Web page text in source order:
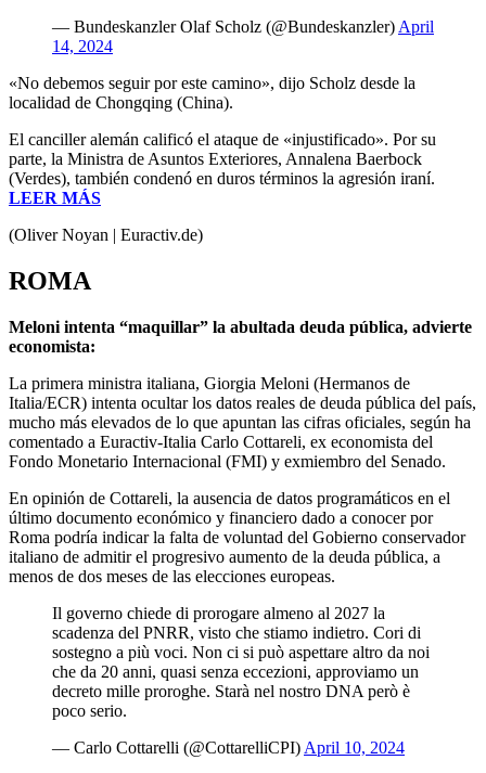
— Bundeskanzler Olaf Scholz (@Bundeskanzler) April
14, 2024
«No debemos seguir por este camino», dijo Scholz desde la
localidad de Chongqing (China).
El canciller alemán calificó el ataque de «injustificado». Por su
parte, la Ministra de Asuntos Exteriores, Annalena Baerbock
(Verdes), también condenó en duros términos la agresión iraní.
LEER MÁS
(Oliver Noyan | Euractiv.de)
ROMA
Meloni intenta “maquillar” la abultada deuda pública, advierte
economista:
La primera ministra italiana, Giorgia Meloni (Hermanos de
Italia/ECR) intenta ocultar los datos reales de deuda pública del país,
mucho más elevados de lo que apuntan las cifras oficiales, según ha
comentado a Euractiv-Italia Carlo Cottareli, ex economista del
Fondo Monetario Internacional (FMI) y exmiembro del Senado.
En opinión de Cottareli, la ausencia de datos programáticos en el
último documento económico y financiero dado a conocer por
Roma podría indicar la falta de voluntad del Gobierno conservador
italiano de admitir el progresivo aumento de la deuda pública, a
menos de dos meses de las elecciones europeas.
Il governo chiede di prorogare almeno al 2027 la
scadenza del PNRR, visto che stiamo indietro. Cori di
sostegno a più voci. Non ci si può aspettare altro da noi
che da 20 anni, quasi senza eccezioni, approviamo un
decreto mille proroghe. Starà nel nostro DNA però è
poco serio.
— Carlo Cottarelli (@CottarelliCPI) April 10, 2024